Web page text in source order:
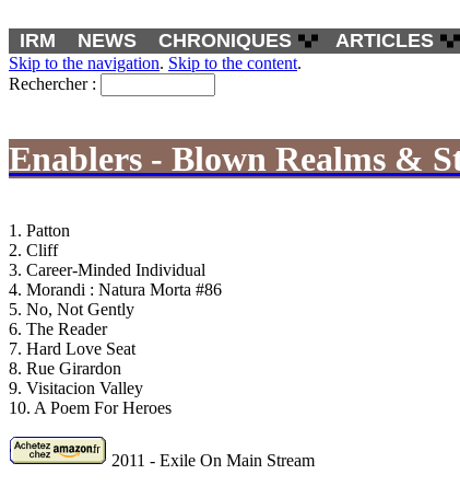
IRM NEWS CHRONIQUES ARTICLES
Skip to the navigation. Skip to the content.
Rechercher :
Enablers - Blown Realms &
1. Patton
2. Cliff
3. Career-Minded Individual
4. Morandi : Natura Morta #86
5. No, Not Gently
6. The Reader
7. Hard Love Seat
8. Rue Girardon
9. Visitacion Valley
10. A Poem For Heroes
2011 - Exile On Main Stream